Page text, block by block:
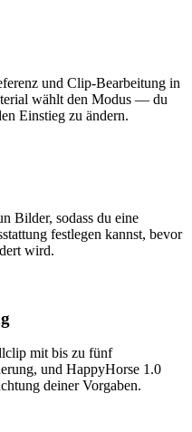
und Clip-Bearbeitung in
wählt den Modus — du
Einstieg zu ändern.
Bilder, sodass du eine
festlegen kannst, bevor
wird.
mit bis zu fünf
und HappyHorse 1.0
deiner Vorgaben.